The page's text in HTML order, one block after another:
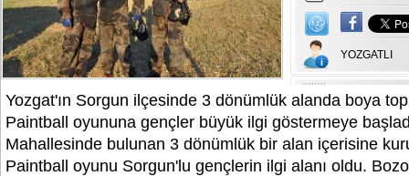
YOZGATLI
Yozgat'ın Sorgun ilçesinde 3 dönümlük alanda boya
Paintball oyununa gençler büyük ilgi göstermeye
Mahallesinde bulunan 3 dönümlük bir alan içerisine
Paintball oyunu Sorgun'lu gençlerin ilgi alanı oldu.